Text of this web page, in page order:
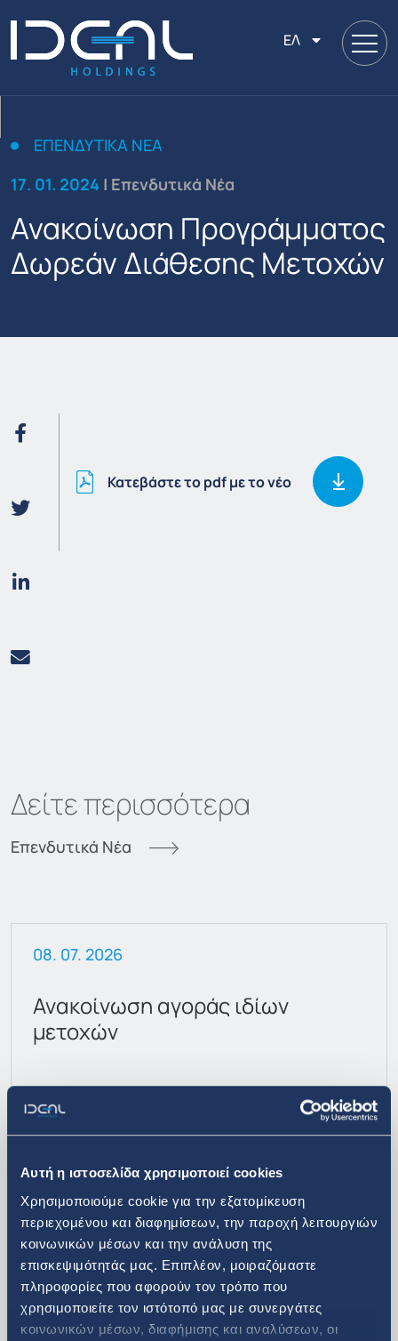
Αυτή η ιστοσελίδα χρησιμοποιεί cookies
Χρησιμοποιούμε cookie για την εξατομίκευση
περιεχομένου και διαφημίσεων, την παροχή λειτουργιών
κοινωνικών μέσων και την ανάλυση της
επισκεψιμότητάς μας. Επιπλέον, μοιραζόμαστε
πληροφορίες που αφορούν τον τρόπο που
χρησιμοποιείτε τον ιστότοπό μας με συνεργάτες
κοινωνικών μέσων, διαφήμισης και αναλύσεων, οι
ΕΛ
ΕΠΕΝΔΥΤΙΚΆ ΝΈΑ
17. 01. 2024 | Επενδυτικά Νέα
Ανακοίνωση Προγράμματος
Δωρεάν Διάθεσης Μετοχών
Κατεβάστε το pdf με το νέο
Δείτε περισσότερα
Επενδυτικά Νέα
08. 07. 2026
Ανακοίνωση αγοράς ιδίων
μετοχών
περισσότερα